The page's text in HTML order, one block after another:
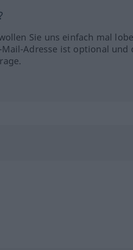
Sie uns einfach mal
Mail-Adresse ist optional und